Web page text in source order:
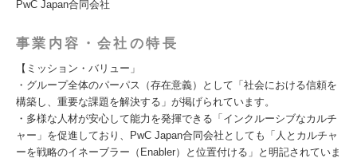
PwC Japan合同会社
事業内容・会社の特長
【ミッション・バリュー」
・グループ全体のパーパス（存在意義）として「社会における信頼を
構築し、重要な課題を解決する」が掲げられています。
・多様な人材が安心して能力を発揮できる「インクルーシブなカルチ
ャー」を促進しており、PwC Japan合同会社としても「人とカルチャ
ーを戦略のイネーブラー（Enabler）と位置付ける」と明記されていま